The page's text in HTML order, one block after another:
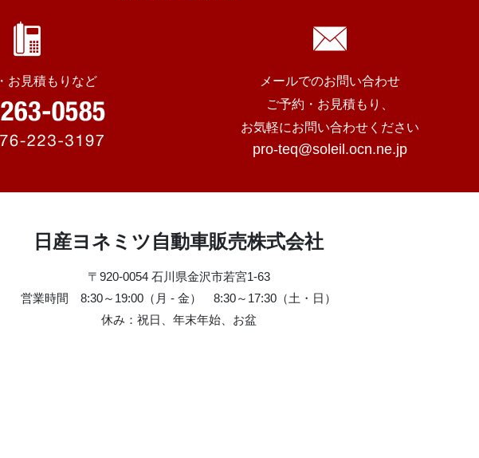
お見積もりなど
メールでのお問い合わせ
ご予約・お見積もり、
お気軽にお問い合わせください
pro-teq@soleil.ocn.ne.jp
日産ヨネミツ自動車販売株式会社
〒920-0054 石川県金沢市若宮1-63
営業時間 8:30～19:00（月 - 金） 8:30～17:30（土・日）
休み：祝日、年末年始、お盆